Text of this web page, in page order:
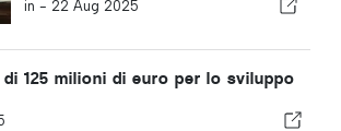
in - 22 Aug 2025
125 milioni di euro per lo sviluppo